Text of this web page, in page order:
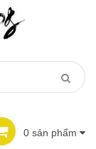
0 sản phẩm